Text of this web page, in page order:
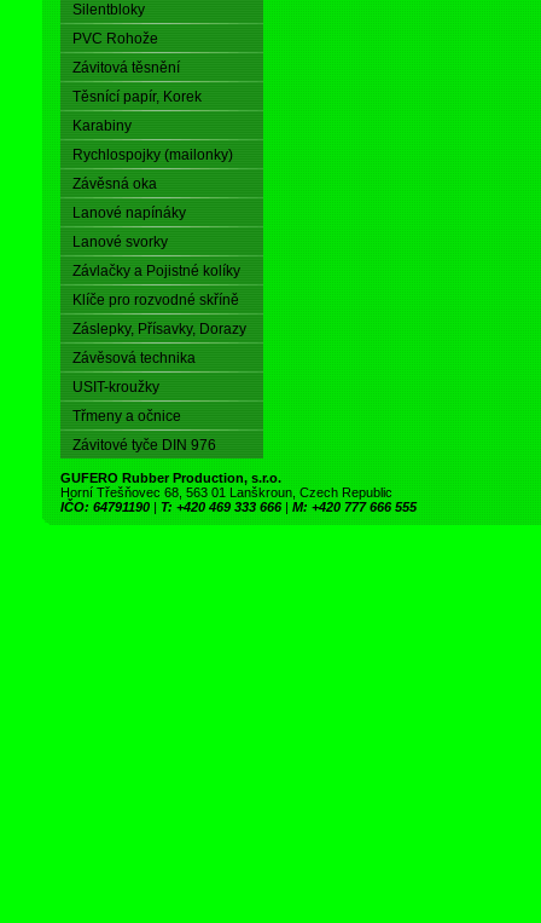
Silentbloky
PVC Rohože
Závitová těsnění
Těsnící papír, Korek
Karabiny
Rychlospojky (mailonky)
Závěsná oka
Lanové napínáky
Lanové svorky
Závlačky a Pojistné kolíky
Klíče pro rozvodné skříně
Záslepky, Přísavky, Dorazy
Závěsová technika
USIT-kroužky
Třmeny a očnice
Závitové tyče DIN 976
GUFERO Rubber Production, s.r.o.
Horní Třešňovec 68, 563 01 Lanškroun, Czech Republic
IČO: 64791190 | T: +420 469 333 666 | M: +420 777 666 555